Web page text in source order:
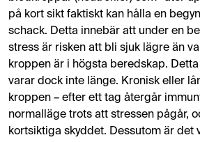
på kort sikt faktiskt kan hålla en
schack​. Detta innebär att under en
stress är risken att bli sjuk lägre än
kroppen är i högsta beredskap.
varar dock inte länge. Kronisk eller
kroppen – efter ett tag återgår
normalläge trots att stressen pågår,
kortsiktiga skyddet​. Dessutom är det